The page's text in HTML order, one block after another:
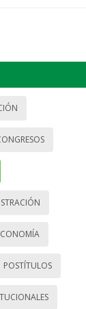
POSTÍTULOS